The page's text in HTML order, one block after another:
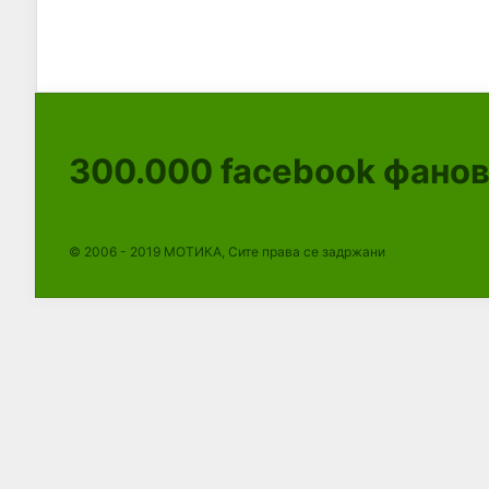
300.000 facebook
© 2006 - 2019 МОТИКА, Сите права се задржани